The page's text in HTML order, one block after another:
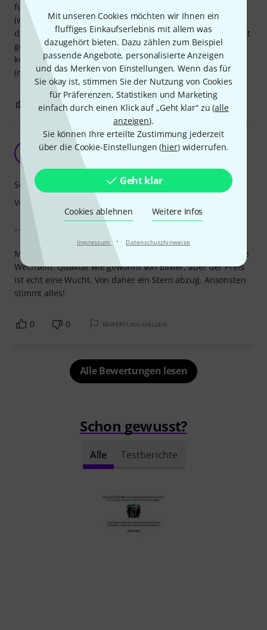
Mit unseren Cookies möchten wir Ihnen ein
fluffiges Einkaufserlebnis mit allem was
dazugehört bieten. Dazu zählen zum Beispiel
passende Angebote, personalisierte Anzeigen
und das Merken von Einstellungen. Wenn das für
Sie okay ist, stimmen Sie der Nutzung von Cookies
für Präferenzen, Statistiken und Marketing
einfach durch einen Klick auf „Geht klar“ zu (alle
anzeigen).
Sie können Ihre erteilte Zustimmung jederzeit
über die Cookie-Einstellungen (hier) widerrufen.
Geht klar
Cookies ablehnen Weitere Infos
Impressum · Datenschutzhinweise
funktioniert. Man bekommt auch erst nach einiger Zeit
(wenn die Beschichtung heruntergespielt ist) die üblichen
dunklen Streifen auf den Fingerkuppen. Für jeden der nicht
gerne Saiten wechselt oder nur gelegentlich zum Spielen
kommt eine angenehme Eigenschaft, die den Mehrpreis
(meine persönliche Meinung) rechtfertigt.
0 BEWERTUNG MELDEN
Wie gewohnt, aber...
... der Geldbeutel hat geweint!
Mir riss die entsprechende Saite und ich wollte mal nur die
Wechseln. Qualität wie gewohnt von Elixier, aber der Preis
ist echt eine Wucht. Von daher ein Stern abzug. Ansonsten
stimmt alles!
Sound
Verarbeitung
0 0 BEWERTUNG MELDEN
Alle Bewertungen lesen
Schon gewusst?
Alle Testberichte